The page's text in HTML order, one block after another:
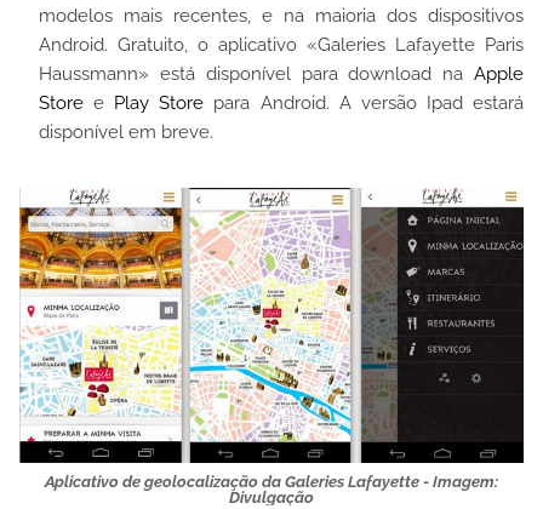
modelos mais recentes, e na maioria dos dispositivos
Android. Gratuito, o aplicativo «Galeries Lafayette Paris
Haussmann» está disponível para download na Apple
Store e Play Store para Android. A versão Ipad estará
disponível em breve.
Aplicativo de geolocalização da Galeries Lafayette - Imagem:
Divulgação